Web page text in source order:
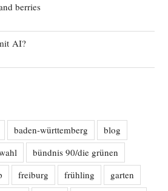
berries
AI?
baden-württemberg
blog
bündnis 90/die grünen
freiburg frühling garten